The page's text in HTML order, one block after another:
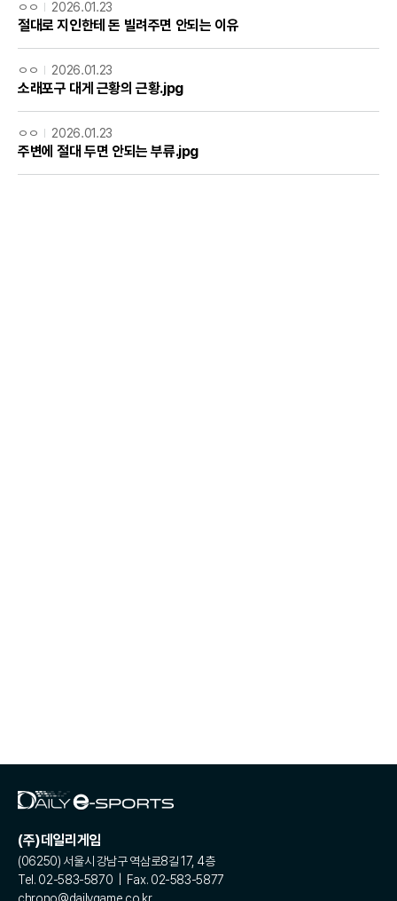
ㅇㅇ 2026.01.23
절대로 지인한테 돈 빌려주면 안되는 이유
ㅇㅇ 2026.01.23
소래포구 대게 근황의 근황.jpg
ㅇㅇ 2026.01.23
주변에 절대 두면 안되는 부류.jpg
(주)데일리게임
(06250) 서울시 강남구 역삼로8길 17, 4층
Tel. 02-583-5870 | Fax. 02-583-5877